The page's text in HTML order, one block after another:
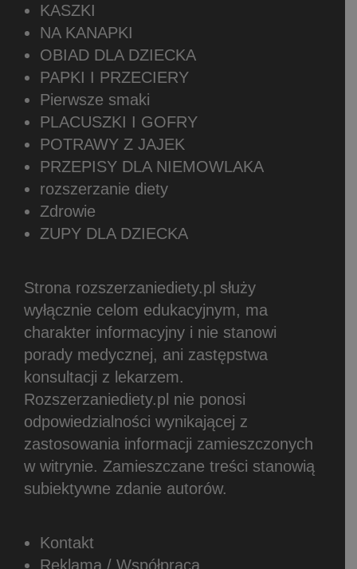
KASZKI
NA KANAPKI
OBIAD DLA DZIECKA
PAPKI I PRZECIERY
Pierwsze smaki
PLACUSZKI I GOFRY
POTRAWY Z JAJEK
PRZEPISY DLA NIEMOWLAKA
rozszerzanie diety
Zdrowie
ZUPY DLA DZIECKA
Strona rozszerzaniediety.pl służy
wyłącznie celom edukacyjnym, ma
charakter informacyjny i nie stanowi
porady medycznej, ani zastępstwa
konsultacji z lekarzem.
Rozszerzaniediety.pl nie ponosi
odpowiedzialności wynikającej z
zastosowania informacji zamieszczonych
w witrynie. Zamieszczane treści stanowią
subiektywne zdanie autorów.
Kontakt
Reklama / Współpraca